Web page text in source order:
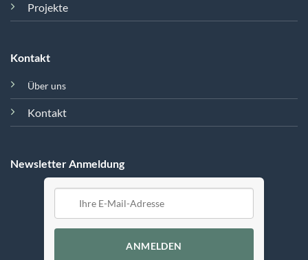
Projekte
Kontakt
Über uns
Kontakt
Newsletter Anmeldung
ANMELDEN